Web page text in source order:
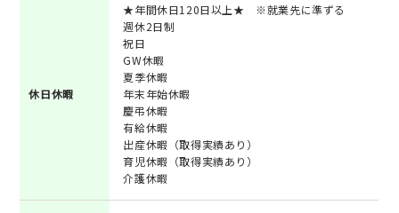
休日休暇
★年間休日120日以上★ ※就業先に準ずる
週休2日制
祝日
GW休暇
夏季休暇
年末年始休暇
慶弔休暇
有給休暇
出産休暇（取得実績あり）
育児休暇（取得実績あり）
介護休暇